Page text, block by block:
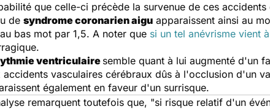
que celle-ci précède la survenue de ces
de syndrome coronarien aigu apparaissent ainsi au
au bas mot par 1,5. A noter que si un tel anévrisme vient
ventriculairesemble quant à lui augmenté d'un
accidents vasculaires cérébraux dûs à l'occlusion d'un
également en faveur d'un surrisque.
remarquent toutefois que, "si risque relatif d'un